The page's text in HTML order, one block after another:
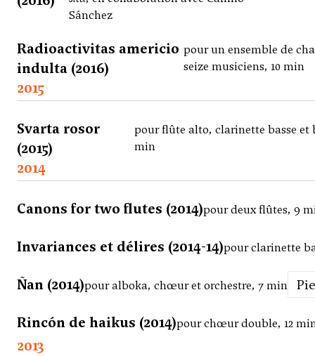
Sánchez
Radioactivitas americio
indulta (2016)
pour un ensemble de
seize musiciens, 10 min
2015
Svarta rosor
(2015)
pour flûte alto, clarinette basse et
min
2014
Canons for two flutes (2014)pour deux flûtes, 9
Invariances et délires (2014-14)pour clarinette
Ñan (2014)pour alboka, chœur et orchestre, 7 min
Rincón de haikus (2014)pour chœur double, 12
2013